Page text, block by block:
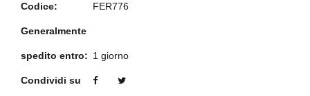
Codice: FER776
Generalmente
spedito entro: 1 giorno
Condividi su